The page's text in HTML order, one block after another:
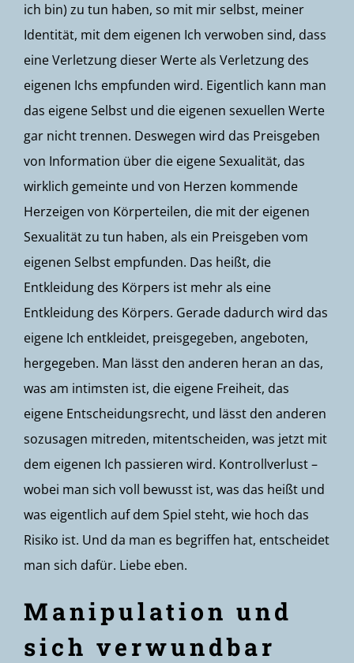
ich bin) zu tun haben, so mit mir selbst, meiner
Identität, mit dem eigenen Ich verwoben sind, dass
eine Verletzung dieser Werte als Verletzung des
eigenen Ichs empfunden wird. Eigentlich kann man
das eigene Selbst und die eigenen sexuellen Werte
gar nicht trennen. Deswegen wird das Preisgeben
von Information über die eigene Sexualität, das
wirklich gemeinte und von Herzen kommende
Herzeigen von Körperteilen, die mit der eigenen
Sexualität zu tun haben, als ein Preisgeben vom
eigenen Selbst empfunden. Das heißt, die
Entkleidung des Körpers ist mehr als eine
Entkleidung des Körpers. Gerade dadurch wird das
eigene Ich entkleidet, preisgegeben, angeboten,
hergegeben. Man lässt den anderen heran an das,
was am intimsten ist, die eigene Freiheit, das
eigene Entscheidungsrecht, und lässt den anderen
sozusagen mitreden, mitentscheiden, was jetzt mit
dem eigenen Ich passieren wird. Kontrollverlust –
wobei man sich voll bewusst ist, was das heißt und
was eigentlich auf dem Spiel steht, wie hoch das
Risiko ist. Und da man es begriffen hat, entscheidet
man sich dafür. Liebe eben.
Manipulation und
sich verwundbar